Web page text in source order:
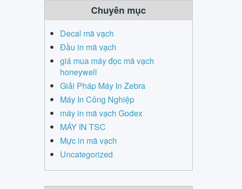
Chuyên mục
Decal mã vạch
Đầu in mã vạch
giá mua máy đọc mã vạch
honeywell
Giải Pháp Máy In Zebra
Máy In Công Nghiệp
máy in mã vạch Godex
MÁY IN TSC
Mực in mã vạch
Uncategorized